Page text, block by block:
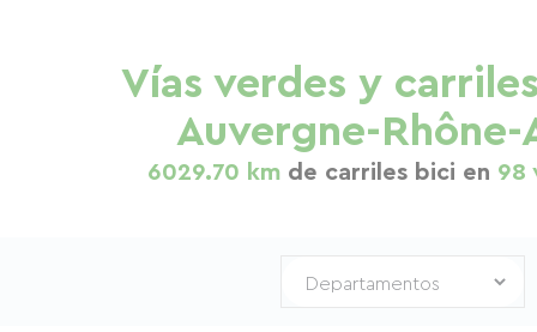
Vías verdes y
Auvergne-Rhône-
6029.70 kmde carriles bici en 98